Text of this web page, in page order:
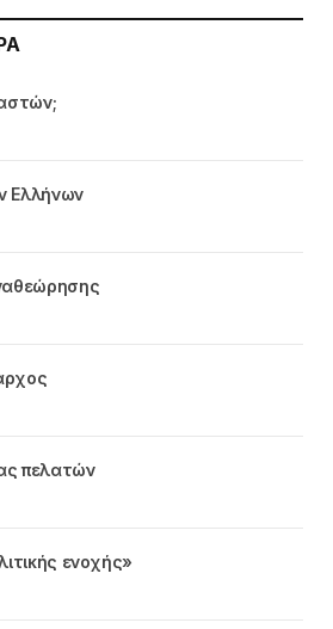
Ελλήνων
πελατών
ενοχής»